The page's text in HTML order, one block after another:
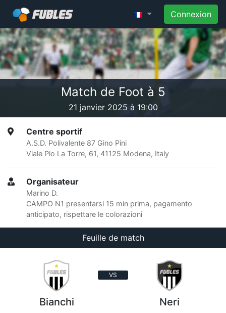
Connexion
Match de Foot à 5
21 janvier 2025 à 19:00
Centre sportif
A.S.D. Polivalente 87 Gino Pini
Viale Pio La Torre, 61, 41125 Modena, Italy
Organisateur
Marino D.
CAMPO N1 presentarsi 15 min prima, pagamento
anticipato, rispettare le colorazioni
Feuille de match
VS
Bianchi Neri